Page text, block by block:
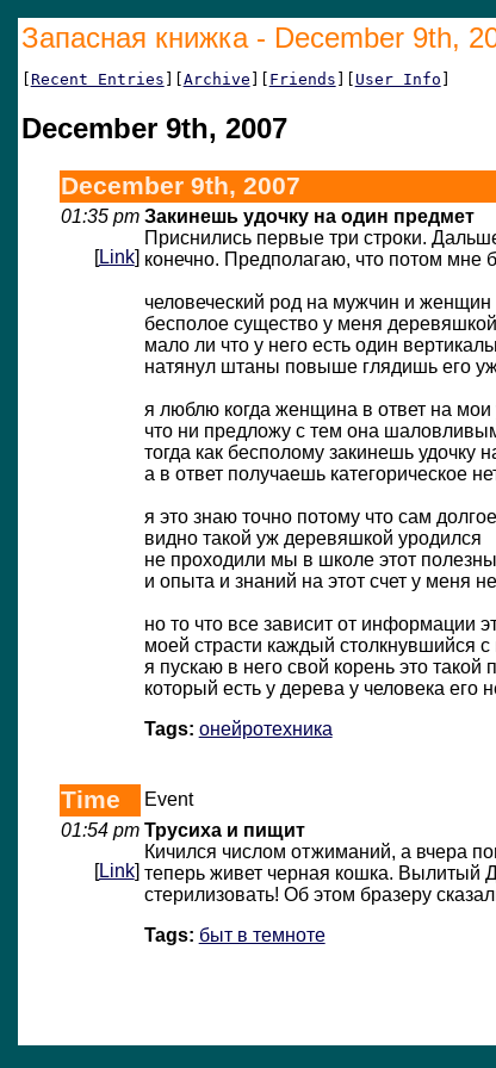
Запасная книжка - December 9th,
[Recent Entries ][Archive ][ Friends ][ User Info ]
December 9th, 2007
December 9th, 2007
01:35 pm
Link]
Закинешь удочку на один предмет
Приснились первые три строки.
конечно. Предполагаю, что потом мне
человеческий род на мужчин и женщин
бесполое существо у меня деревяшкой
мало ли что у него есть один
натянул штаны повыше глядишь его
я люблю когда женщина в ответ на
что ни предложу с тем она
тогда как бесполому закинешь удочку
а в ответ получаешь категорическое
я это знаю точно потому что сам
видно такой уж деревяшкой уродился
не проходили мы в школе этот
и опыта и знаний на этот счет у меня
но то что все зависит от информации
моей страсти каждый столкнувшийся
я пускаю в него свой корень это такой
который есть у дерева у человека его
Tags: онейротехника
Time
Event
01:54 pm
Link]
Трусиха и пищит
Кичился числом отжиманий, а вчера
теперь живет черная кошка. Вылитый
стерилизовать! Об этом бразеру
Tags: быт в темноте